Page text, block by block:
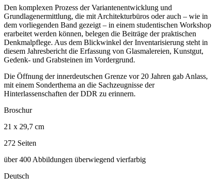
Den komplexen Prozess der Variantenentwicklung und
Grundlagenermittlung, die mit Architekturbüros oder auch – wie in
dem vorliegenden Band gezeigt – in einem studentischen Workshop
erarbeitet werden können, belegen die Beiträge der praktischen
Denkmalpflege. Aus dem Blickwinkel der Inventarisierung steht in
diesem Jahresbericht die Erfassung von Glasmalereien, Kunstgut,
Gedenk- und Grabsteinen im Vordergrund.
Die Öffnung der innerdeutschen Grenze vor 20 Jahren gab Anlass,
mit einem Sonderthema an die Sachzeugnisse der
Hinterlassenschaften der DDR zu erinnern.
Broschur
21 x 29,7 cm
272 Seiten
über 400 Abbildungen überwiegend vierfarbig
Deutsch